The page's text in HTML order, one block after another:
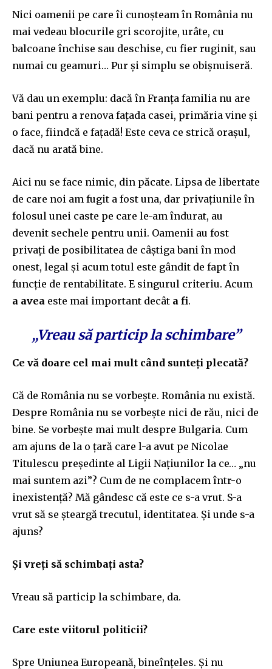
Nici oamenii pe care îi cunoșteam în România nu
mai vedeau blocurile gri scorojite, urâte, cu
balcoane închise sau deschise, cu fier ruginit, sau
numai cu geamuri… Pur și simplu se obișnuiseră.
Vă dau un exemplu: dacă în Franța familia nu are
bani pentru a renova fațada casei, primăria vine și
o face, fiindcă e fațadă! Este ceva ce strică orașul,
dacă nu arată bine.
Aici nu se face nimic, din păcate. Lipsa de libertate
de care noi am fugit a fost una, dar privațiunile în
folosul unei caste pe care le-am îndurat, au
devenit sechele pentru unii. Oamenii au fost
privați de posibilitatea de câștiga bani în mod
onest, legal și acum totul este gândit de fapt în
funcție de rentabilitate. E singurul criteriu. Acum
a avea este mai important decât a fi.
„Vreau să particip la schimbare”
Ce vă doare cel mai mult când sunteți plecată?
Că de România nu se vorbește. România nu există.
Despre România nu se vorbește nici de rău, nici de
bine. Se vorbește mai mult despre Bulgaria. Cum
am ajuns de la o țară care l-a avut pe Nicolae
Titulescu președinte al Ligii Națiunilor la ce… „nu
mai suntem azi”? Cum de ne complacem într-o
inexistență? Mă gândesc că este ce s-a vrut. S-a
vrut să se șteargă trecutul, identitatea. Și unde s-a
ajuns?
Și vreți să schimbați asta?
Vreau să particip la schimbare, da.
Care este viitorul politicii?
Spre Uniunea Europeană, bineînțeles. Și nu